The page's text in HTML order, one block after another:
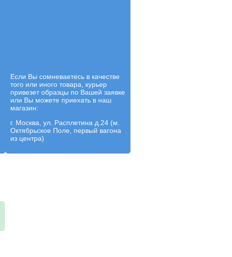
Если Вы сомневаетесь в качестве
того или иного товара, курьер
привезет образцы по Вашей заявке
или Вы можете приехать в наш
магазин:
г. Москва, ул. Расплетина д.24 (м.
Октябрьское Поле, первый вагона
из центра)